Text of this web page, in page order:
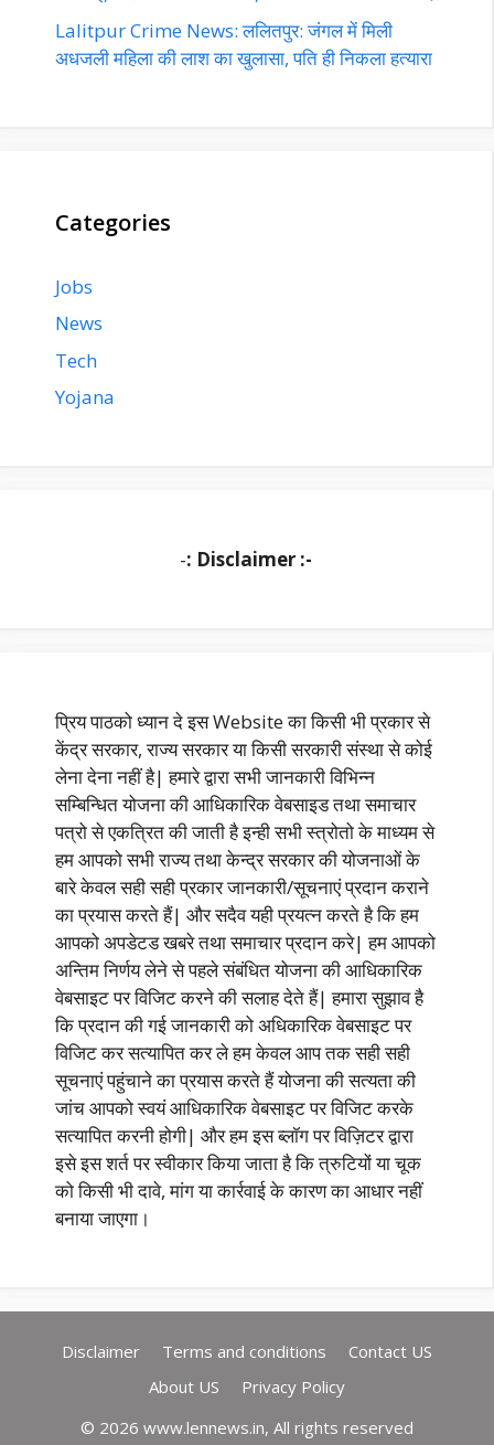
Lalitpur Crime News: ललितपुर: जंगल में मिली
अधजली महिला की लाश का खुलासा, पति ही निकला हत्यारा
Categories
Jobs
News
Tech
Yojana
-: Disclaimer :-
प्रिय पाठको ध्यान दे इस Website का किसी भी प्रकार से
केंद्र सरकार, राज्य सरकार या किसी सरकारी संस्था से कोई
लेना देना नहीं है| हमारे द्वारा सभी जानकारी विभिन्न
सम्बिन्धित योजना की आधिकारिक वेबसाइड तथा समाचार
पत्रो से एकत्रित की जाती है इन्ही सभी स्त्रोतो के माध्यम से
हम आपको सभी राज्य तथा केन्द्र सरकार की योजनाओं के
बारे केवल सही सही प्रकार जानकारी/सूचनाएं प्रदान कराने
का प्रयास करते हैं| और सदैव यही प्रयत्न करते है कि हम
आपको अपडेटड खबरे तथा समाचार प्रदान करे| हम आपको
अन्तिम निर्णय लेने से पहले संबंधित योजना की आधिकारिक
वेबसाइट पर विजिट करने की सलाह देते हैं| हमारा सुझाव है
कि प्रदान की गई जानकारी को अधिकारिक वेबसाइट पर
विजिट कर सत्यापित कर ले हम केवल आप तक सही सही
सूचनाएं पहुंचाने का प्रयास करते हैं योजना की सत्यता की
जांच आपको स्वयं आधिकारिक वेबसाइट पर विजिट करके
सत्यापित करनी होगी| और हम इस ब्लॉग पर विज़िटर द्वारा
इसे इस शर्त पर स्वीकार किया जाता है कि त्रुटियों या चूक
को किसी भी दावे, मांग या कार्रवाई के कारण का आधार नहीं
बनाया जाएगा।
Disclaimer Terms and conditions
Contact US
About US
Privacy Policy
© 2026 www.lennews.in, All rights reserved